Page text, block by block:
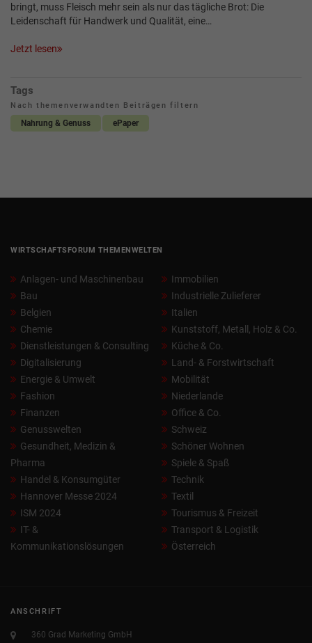
bringt, muss Fleisch mehr sein als nur das tägliche Brot: Die
Leidenschaft für Handwerk und Qualität, eine…
Jetzt lesen
Tags
Nach themenverwandten Beiträgen filtern
Nahrung & Genuss ePaper
WIRTSCHAFTSFORUM THEMENWELTEN
Anlagen- und Maschinenbau
Bau
Belgien
Chemie
Dienstleistungen & Consulting
Digitalisierung
Energie & Umwelt
Fashion
Finanzen
Genusswelten
Gesundheit, Medizin &
Pharma
Handel & Konsumgüter
Hannover Messe 2024
ISM 2024
IT- &
Kommunikationslösungen
Immobilien
Industrielle Zulieferer
Italien
Kunststoff, Metall, Holz & Co.
Küche & Co.
Land- & Forstwirtschaft
Mobilität
Niederlande
Office & Co.
Schweiz
Schöner Wohnen
Spiele & Spaß
Technik
Textil
Tourismus & Freizeit
Transport & Logistik
Österreich
ANSCHRIFT
360 Grad Marketing GmbH